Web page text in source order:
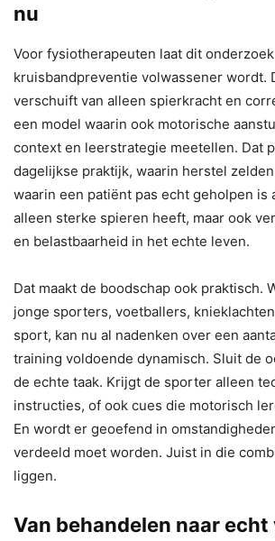
nu
Voor fysiotherapeuten laat dit
kruisbandpreventie volwassener wordt.
verschuift van alleen spierkracht en
een model waarin ook motorische
context en leerstrategie meetellen. Dat
dagelijkse praktijk, waarin herstel
waarin een patiënt pas echt geholpen is
alleen sterke spieren heeft, maar ook
en belastbaarheid in het echte leven.
Dat maakt de boodschap ook praktisch.
jonge sporters, voetballers,
sport, kan nu al nadenken over een
training voldoende dynamisch. Sluit de
de echte taak. Krijgt de sporter alleen
instructies, of ook cues die motorisch
En wordt er geoefend in
verdeeld moet worden. Juist in die
liggen.
Van behandelen naar